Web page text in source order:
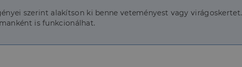
szerint alakítson ki benne veteményest vagy virágoskertet.
is funkcionálhat.